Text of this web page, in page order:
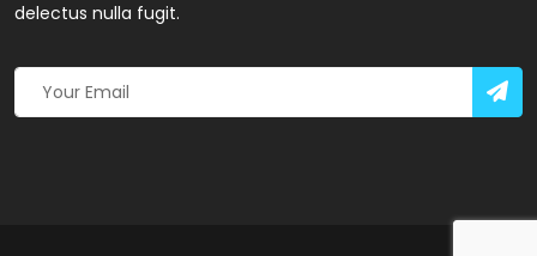
delectus nulla fugit.